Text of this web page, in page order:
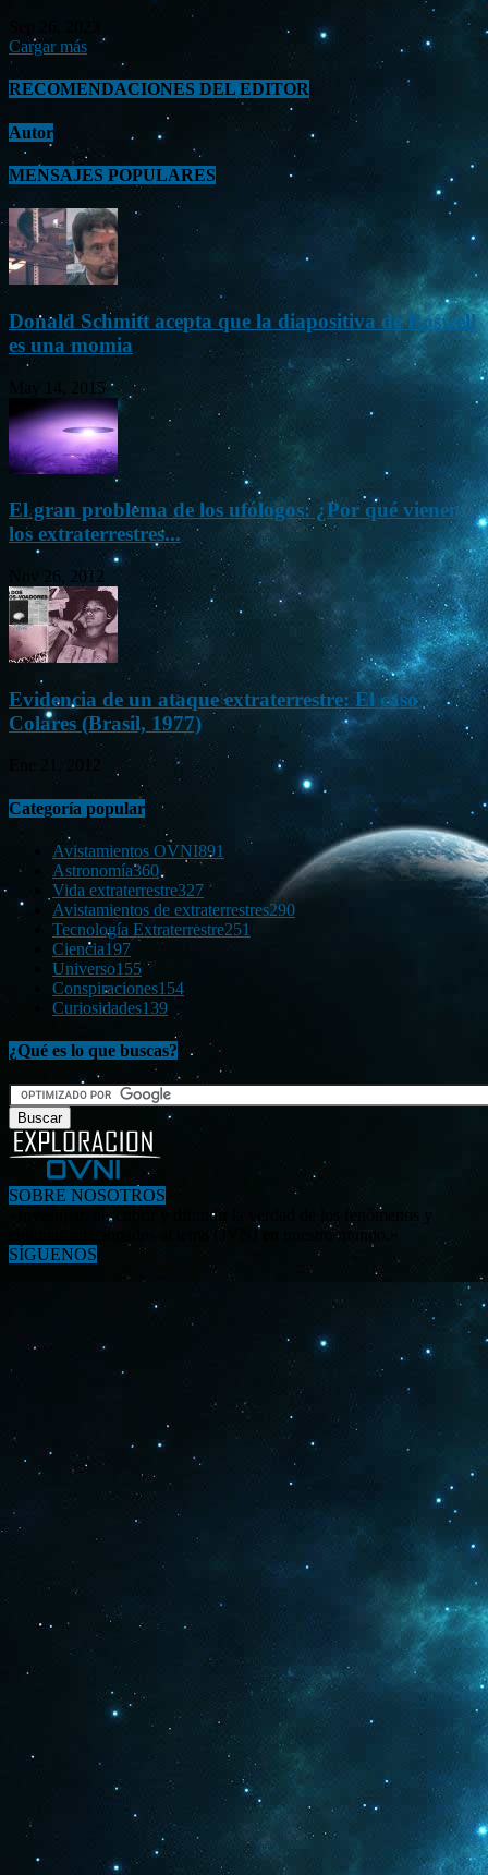
Cargar más
RECOMENDACIONES DEL EDITOR
Autor
MENSAJES POPULARES
Donald Schmitt acepta que la diapositiva de Roswell
es una momia
May 14, 2015
El gran problema de los ufólogos: ¿Por qué vienen
los extraterrestres...
Nov 26, 2012
Evidencia de un ataque extraterrestre: El caso
Colares (Brasil, 1977)
Categoría popular
Avistamientos OVNI891
Astronomía360
Vida extraterrestre327
Avistamientos de extraterrestres290
Tecnología Extraterrestre251
Ciencia197
Universo155
Conspiraciones154
Curiosidades139
¿Qué es lo que buscas?
SOBRE NOSOTROS
«Investigar, descubrir y difundir la verdad de los fenómenos y
enigmas relacionados al tema OVNI en nuestro mundo.»
SÍGUENOS